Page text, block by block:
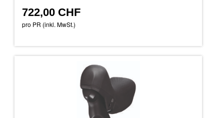
722,00 CHF
pro PR (inkl. MwSt.)